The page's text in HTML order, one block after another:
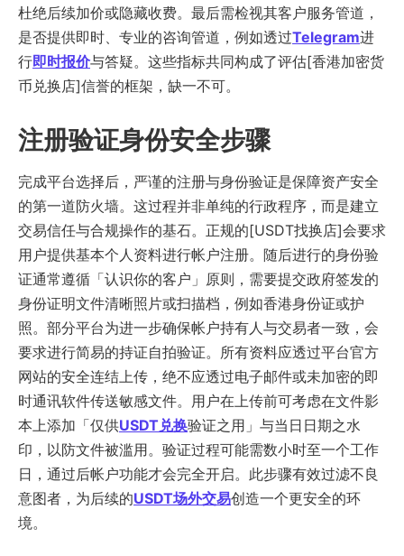
杜绝后续加价或隐藏收费。最后需检视其客户服务管道，
是否提供即时、专业的咨询管道，例如透过Telegram进
行即时报价与答疑。这些指标共同构成了评估[香港加密货
币兑换店]信誉的框架，缺一不可。
注册验证身份安全步骤
完成平台选择后，严谨的注册与身份验证是保障资产安全
的第一道防火墙。这过程并非单纯的行政程序，而是建立
交易信任与合规操作的基石。正规的[USDT找换店]会要求
用户提供基本个人资料进行帐户注册。随后进行的身份验
证通常遵循「认识你的客户」原则，需要提交政府签发的
身份证明文件清晰照片或扫描档，例如香港身份证或护
照。部分平台为进一步确保帐户持有人与交易者一致，会
要求进行简易的持证自拍验证。所有资料应透过平台官方
网站的安全连结上传，绝不应透过电子邮件或未加密的即
时通讯软件传送敏感文件。用户在上传前可考虑在文件影
本上添加「仅供USDT兑换验证之用」与当日日期之水
印，以防文件被滥用。验证过程可能需数小时至一个工作
日，通过后帐户功能才会完全开启。此步骤有效过滤不良
意图者，为后续的USDT场外交易创造一个更安全的环
境。